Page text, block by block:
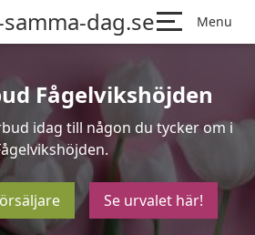
dag.se Menu
Fågelvikshöjden
idag till någon du tycker om i
Se urvalet här!